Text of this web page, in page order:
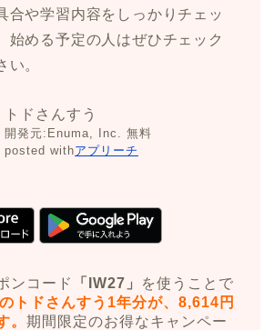
合や学習内容をしっかりチェッ
始める予定の人はぜひチェック
い。
トドさんすう
開発元: Enuma, Inc. 無料
posted withアプリーチ
ンコード 「IW27」
を使うことで
トドさんすう1年分が、8,614円
。 期間限定のお得なキャンペー